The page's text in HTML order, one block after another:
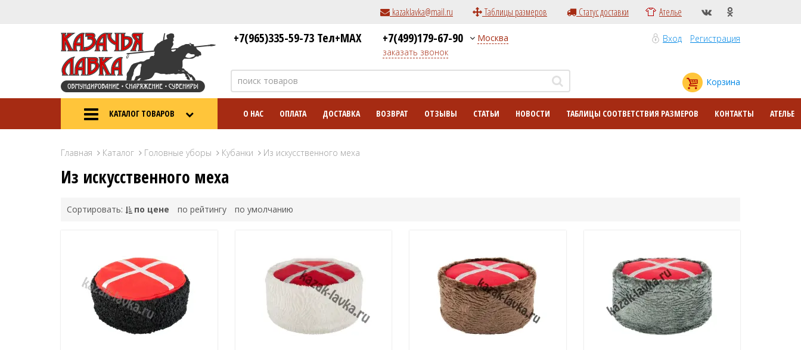
kazaklavka@mail.ru Таблицы размеров Статус доставки Ателье
+7(965)335-59-73 Тел+MAX +7(499)179-67-90
заказать звонок
Москва Вход Регистрация
Корзина
КАТАЛОГ ТОВАРОВ О НАС ОПЛАТА ДОСТАВКА ВОЗВРАТ ОТЗЫВЫ СТАТЬИ НОВОСТИ ТАБЛИЦЫ СООТВЕТСТВИЯ РАЗМЕРОВ КОНТАКТЫ АТЕЛЬЕ
Главная Каталог Головные уборы Кубанки Из искусственного меха
Из искусственного меха
Сортировать: по цене по рейтингу по умолчанию